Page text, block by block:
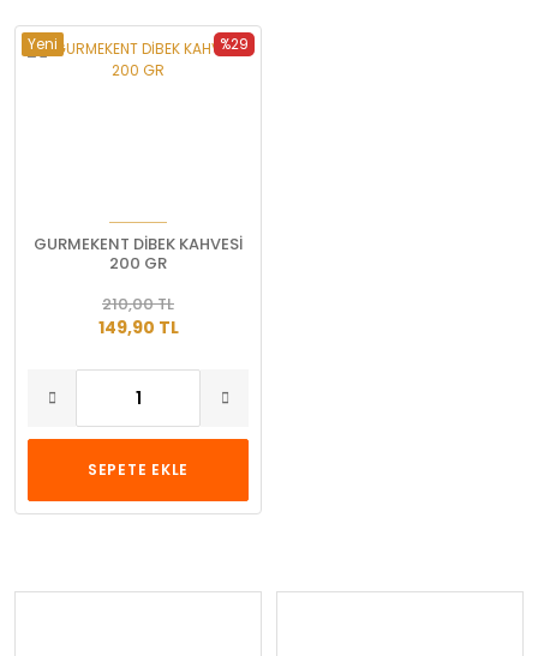
%29
Yeni
GURMEKENT DİBEK KAHVESİ
200 GR
149,90 TL
210,00 TL
SEPETE EKLE